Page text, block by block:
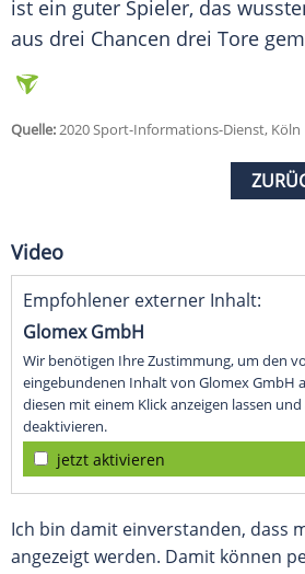
ist ein guter Spieler, das
aus drei Chancen drei Tore
Quelle:2020 Sport-Informations-Dienst, Köln
Video
Empfohlener externer Inhalt:
Glomex GmbH
Wir benötigen Ihre Zustimmung, um den
eingebundenen Inhalt von Glomex GmbH
diesen mit einem Klick anzeigen lassen
deaktivieren.
jetzt aktivieren
Ich bin damit einverstanden, dass
angezeigt werden. Damit können